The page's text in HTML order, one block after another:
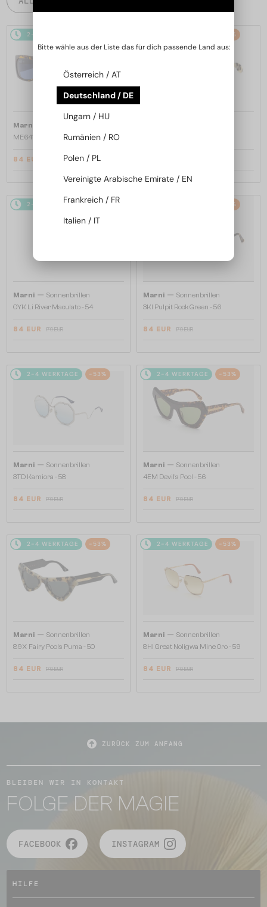
2-4 WERKTAGE
Marni
ME641S - 218 - 54
84 EUR
-53%
2-4 WERKTAGE -53%
Marni — Sonnenbrillen
0YK Li River Maculato - 54
84 EUR 179 EUR
-53%
Marni — Sonnenbrillen
3KI Pulpit Rock Green - 56
84 EUR 179 EUR
2-4 WERKTAGE -53%
Marni — Sonnenbrillen
3TD Kamiora - 58
84 EUR 179 EUR
2-4 WERKTAGE -53%
Marni — Sonnenbrillen
4EM Devil's Pool - 56
84 EUR 179 EUR
2-4 WERKTAGE -53%
Marni — Sonnenbrillen
89X Fairy Pools Puma - 50
84 EUR 179 EUR
2-4 WERKTAGE -53%
Marni — Sonnenbrillen
8HI Great Noligwa Mine Oro - 59
84 EUR 179 EUR
ZURÜCK ZUM ANFANG
BLEIBEN WIR IN KONTAKT
FOLGE DER MAGIE
FACEBOOK INSTAGRAM
HILFE
Bitte wähle aus der Liste das für dich passende Land aus:
Österreich / AT
Deutschland / DE
Ungarn / HU
Rumänien / RO
Polen / PL
Vereinigte Arabische Emirate / EN
Frankreich / FR
Italien / IT